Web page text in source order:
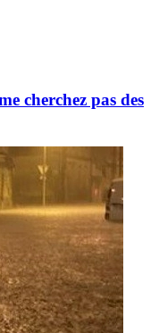
cherchez pas des